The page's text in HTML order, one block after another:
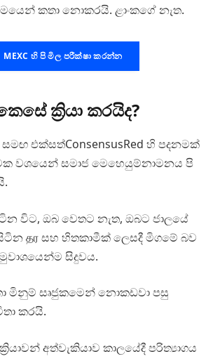
කතා නොකරයි. ළාංකගේ නැත.
MEXC හි පි මිල පරීක්ෂා කරන්න
ක්‍රියා කරයිද?
එක්සත්ConsensusRed හි පදනමක්
වශයෙන් සමාජ මෙහෙයුම්නාමනය පි
විට, ඔබ වෙතට නැත, ඔබට ජාලයේ
தர සහ හිතකාමීක් ලෙසදී මිගමේ බව
සිදුවය.
මිනුම් සෘජුකමෙන් නොකඩවා පසු
කරයි.
අත්වැකියාව කාලයේදී පරිත්‍යාගය